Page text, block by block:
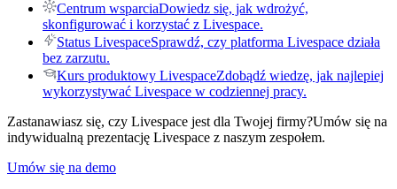
Centrum wsparciaDowiedz się, jak wdrożyć,
skonfigurować i korzystać z Livespace.
Status LivespaceSprawdź, czy platforma Livespace działa
bez zarzutu.
Kurs produktowy LivespaceZdobądź wiedzę, jak najlepiej
wykorzystywać Livespace w codziennej pracy.
Zastanawiasz się, czy Livespace jest dla Twojej firmy?Umów się na
indywidualną prezentację Livespace z naszym zespołem.
Umów się na demo